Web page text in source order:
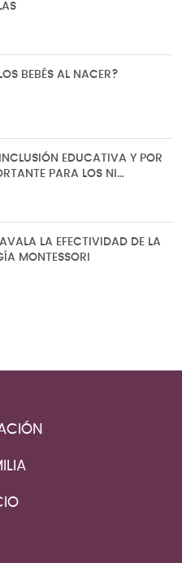
BEBÉS AL NACER?
EDUCATIVA Y POR
PARA LOS NI…
LA EFECTIVIDAD DE LA
MONTESSORI